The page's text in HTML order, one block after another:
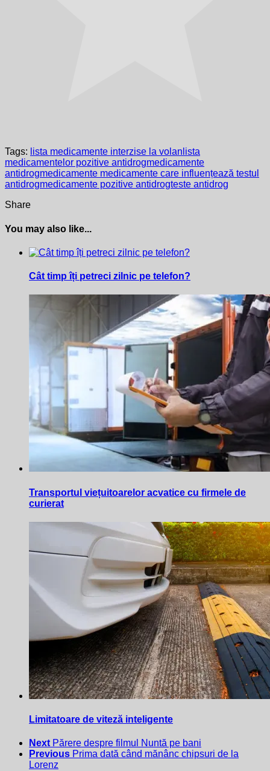
Tags: lista medicamente interzise la volan lista
medicamentelor pozitive antidrogmedicamente
antidrogmedicamente medicamente care influențează testul
antidrogmedicamente pozitive antidrogteste antidrog
Share
You may also like...
Cât timp îți petreci zilnic pe telefon?
Transportul viețuitoarelor acvatice cu firmele de
curierat
Limitatoare de viteză inteligente
Next Părere despre filmul Nuntă pe bani
Previous Prima dată când mănânc chipsuri de la
Lorenz